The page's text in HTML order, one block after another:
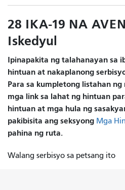
28 IKA-19 NA
Iskedyul
Ipinapakita ng talahanayan sa
hintuan at nakaplanong
Para sa kumpletong listahan
mga link sa lahat ng hintuan
hintuan at mga hula ng
pakibisita ang seksyong Mga
pahina ng ruta.
Walang serbisyo sa petsang ito